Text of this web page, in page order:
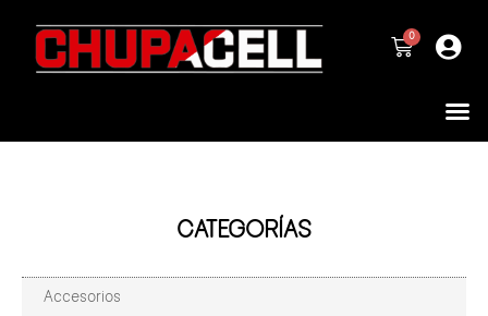
CATEGORÍAS
Accesorios